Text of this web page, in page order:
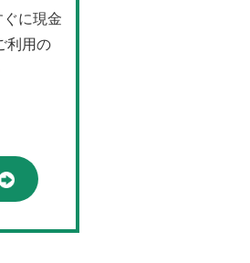
に現金
利用の